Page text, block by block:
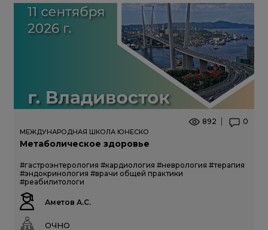
892 0
МЕЖДУНАРОДНАЯ ШКОЛА ЮНЕСКО
Метаболическое здоровье
#гастроэнтерология #кардиология #неврология #терапия
#эндокринология #врачи общей практики
#реабилитологи
Аметов А.С.
ОЧНО